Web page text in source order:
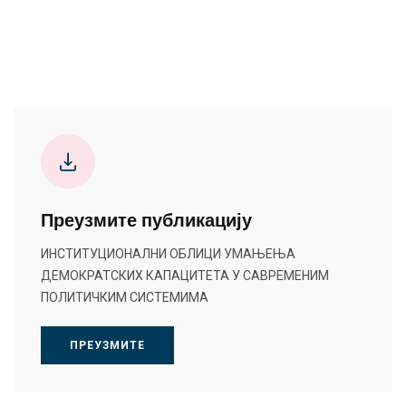
Преузмите публикацију
ИНСТИТУЦИОНАЛНИ ОБЛИЦИ УМАЊЕЊА
ДЕМОКРАТСКИХ КАПАЦИТЕТА У САВРЕМЕНИМ
ПОЛИТИЧКИМ СИСТЕМИМА
ПРЕУЗМИТЕ